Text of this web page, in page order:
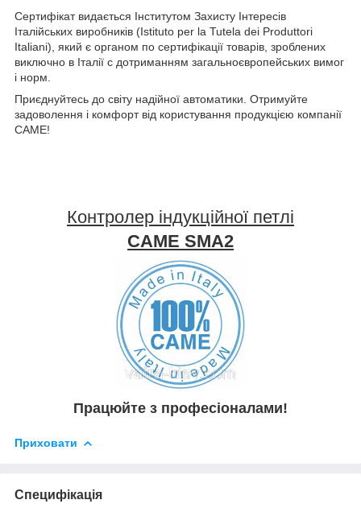
Сертифікат видається Інститутом Захисту Інтересів
Італійських виробників (Istituto per la Tutela dei Produttori
Italiani), який є органом по сертифікації товарів, зроблених
виключно в Італії c дотриманням загальноєвропейських вимог
і норм.
Приєднуйтесь до світу надійної автоматики. Отримуйте
задоволення і комфорт від користування продукцією компанії
CAME!
Контролер індукційної петлі
CAME SMA2
Працюйте з професіоналами!
Приховати
Специфікація